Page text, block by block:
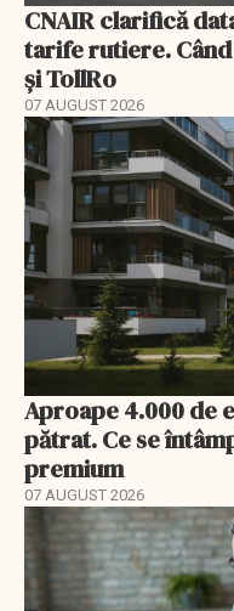
CNAIR clarifică
tarife rutiere.
și TollRo
07 AUGUST 2026
Aproape 4.000 de
pătrat. Ce se
premium
07 AUGUST 2026